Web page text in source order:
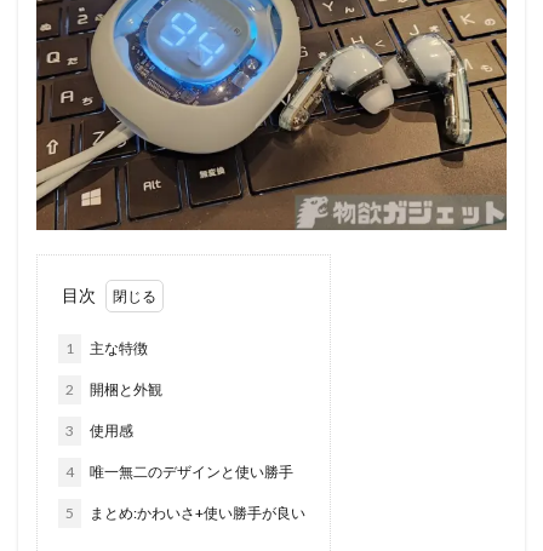
目次
1 主な特徴
2 開梱と外観
3 使用感
4 唯一無二のデザインと使い勝手
5 まとめ:かわいさ+使い勝手が良い